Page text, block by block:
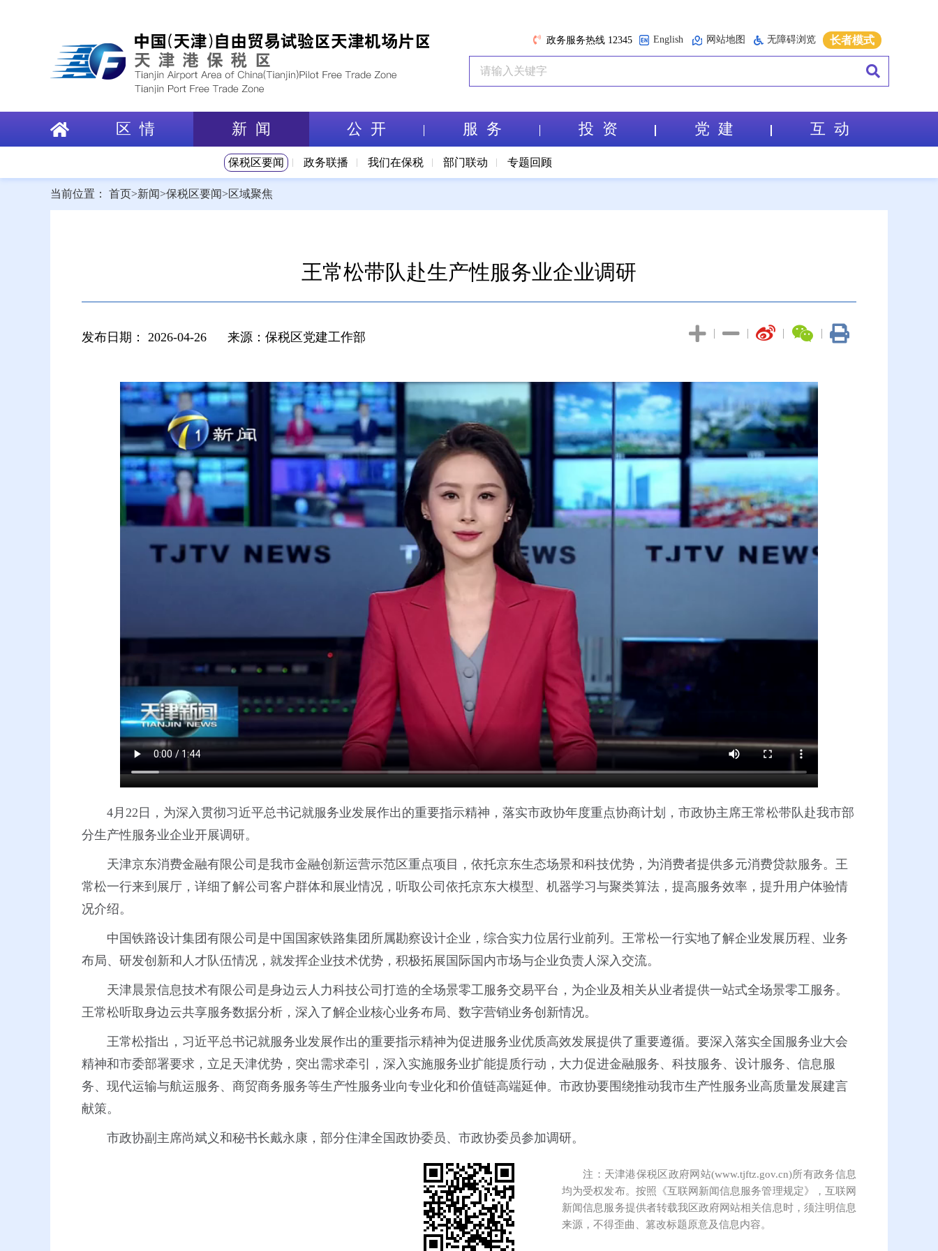
政务服务热线 12345 English 网站地图 无障碍浏览 长者模式
区 情 新 闻
保税区要闻 政务联播 我们在保税 部门联动 专题回顾
公 开 服 务 投 资 党 建 互 动
当前位置： 首页>新闻>保税区要闻>区域聚焦
王常松带队赴生产性服务业企业调研
发布日期： 2026-04-26 来源：保税区党建工作部 |
|
|
|
4月22日，为深入贯彻习近平总书记就服务业发展作出的重要指示精神，落实市政协年度重点协商计划，市政协主席王常松带队赴我市部
分生产性服务业企业开展调研。
天津京东消费金融有限公司是我市金融创新运营示范区重点项目，依托京东生态场景和科技优势，为消费者提供多元消费贷款服务。王
常松一行来到展厅，详细了解公司客户群体和展业情况，听取公司依托京东大模型、机器学习与聚类算法，提高服务效率，提升用户体验情
况介绍。
中国铁路设计集团有限公司是中国国家铁路集团所属勘察设计企业，综合实力位居行业前列。王常松一行实地了解企业发展历程、业务
布局、研发创新和人才队伍情况，就发挥企业技术优势，积极拓展国际国内市场与企业负责人深入交流。
天津晨景信息技术有限公司是身边云人力科技公司打造的全场景零工服务交易平台，为企业及相关从业者提供一站式全场景零工服务。
王常松听取身边云共享服务数据分析，深入了解企业核心业务布局、数字营销业务创新情况。
王常松指出，习近平总书记就服务业发展作出的重要指示精神为促进服务业优质高效发展提供了重要遵循。要深入落实全国服务业大会
精神和市委部署要求，立足天津优势，突出需求牵引，深入实施服务业扩能提质行动，大力促进金融服务、科技服务、设计服务、信息服
务、现代运输与航运服务、商贸商务服务等生产性服务业向专业化和价值链高端延伸。市政协要围绕推动我市生产性服务业高质量发展建言
献策。
市政协副主席尚斌义和秘书长戴永康，部分住津全国政协委员、市政协委员参加调研。
注：天津港保税区政府网站(www.tjftz.gov.cn)所有政务信息
均为受权发布。按照《互联网新闻信息服务管理规定》，互联网
新闻信息服务提供者转载我区政府网站相关信息时，须注明信息
来源，不得歪曲、篡改标题原意及信息内容。